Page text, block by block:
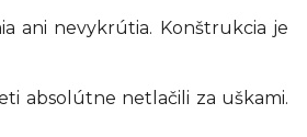
ani nevykrútia. Konštrukcia je
absolútne netlačili za uškami.